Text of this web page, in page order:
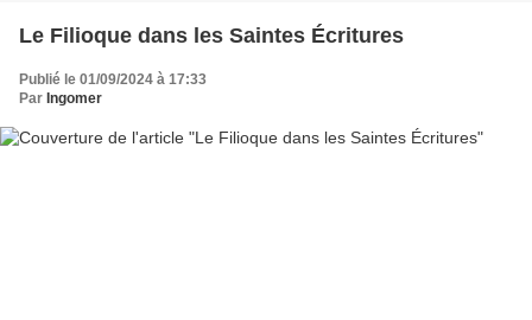
Le Filioque dans les Saintes Écritures
Publié le 01/09/2024 à 17:33
Par Ingomer